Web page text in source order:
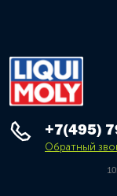
+7(495)
Обратный